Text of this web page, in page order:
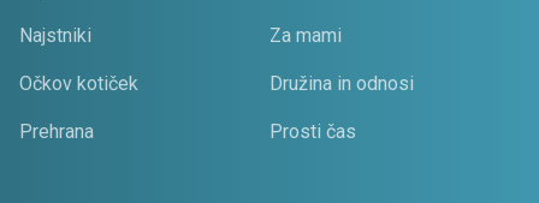
Najstniki Za mami
Očkov kotiček Družina in odnosi
Prehrana Prosti čas